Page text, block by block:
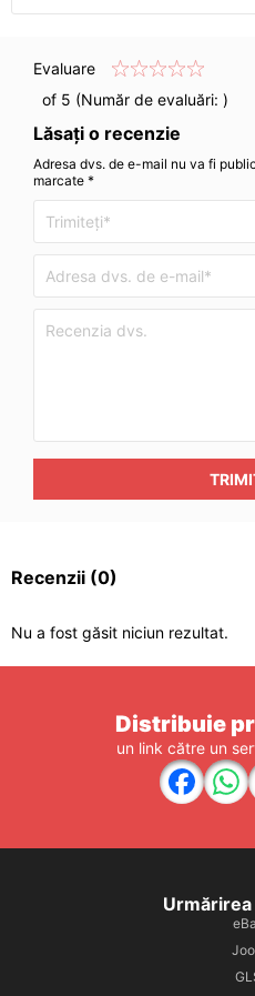
Evaluare
of 5 (Număr de evaluări: )
Lăsați o recenzie
Adresa dvs. de e-mail nu va fi
marcate *
Recenzii (0)
Nu a fost găsit niciun rezultat.
Distribuie
un link către un